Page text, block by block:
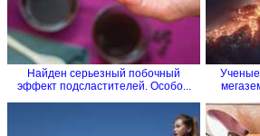
Найден серьезный побочный
эффект подсластителей. Особо...
Ученые